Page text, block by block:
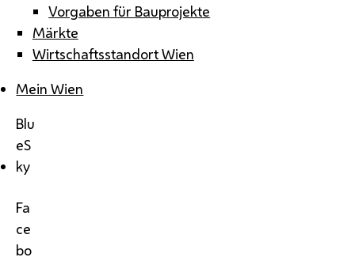
Vorgaben für Bauprojekte
Märkte
Wirtschaftsstandort Wien
Mein Wien
Blu
eS
ky
Fa
ce
bo